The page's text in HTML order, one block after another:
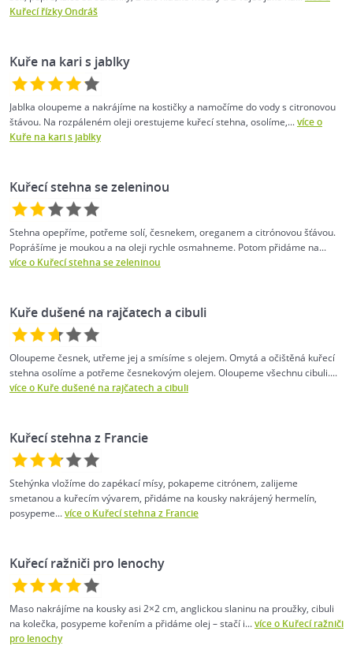
Kuřecí řízky Ondráš
Kuře na kari s jablky
Jablka oloupeme a nakrájíme na kostičky a namočíme do vody s citronovou
štávou. Na rozpáleném oleji orestujeme kuřecí stehna, osolíme,...více o
Kuře na kari s jablky
Kuřecí stehna se zeleninou
Stehna opepříme, potřeme solí, česnekem, oreganem a citrónovou šťávou.
Poprášíme je moukou a na oleji rychle osmahneme. Potom přidáme na...
více o Kuřecí stehna se zeleninou
Kuře dušené na rajčatech a cibuli
Oloupeme česnek, utřeme jej a smísíme s olejem. Omytá a očištěná kuřecí
stehna osolíme a potřeme česnekovým olejem. Oloupeme všechnu cibuli....
více o Kuře dušené na rajčatech a cibuli
Kuřecí stehna z Francie
Stehýnka vložíme do zapékací mísy, pokapeme citrónem, zalijeme
smetanou a kuřecím vývarem, přidáme na kousky nakrájený hermelín,
posypeme...více o Kuřecí stehna z Francie
Kuřecí ražniči pro lenochy
Maso nakrájíme na kousky asi 2×2 cm, anglickou slaninu na proužky, cibuli
na kolečka, posypeme kořením a přidáme olej –⁠ stačí i...více o Kuřecí ražniči
pro lenochy